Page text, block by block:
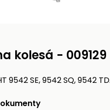
kolesá - 009129
9542 SE, 9542 SQ, 9542